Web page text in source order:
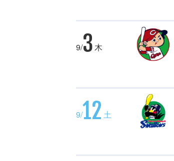
9/3木
9/12 土